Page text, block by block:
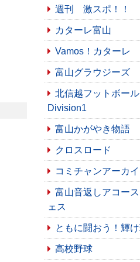
週刊 激スポ！！
カターレ富山
Vamos！カターレ
富山グラウジーズ
北信越フットボー
Division1
富山かがやき物語
クロスロード
コミチャンアーカ
富山音返しアコー
ェス
ともに闘おう！輝
高校野球